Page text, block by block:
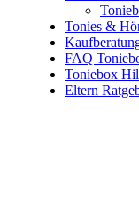
Tonies &
FAQ
Toniebox
Eltern